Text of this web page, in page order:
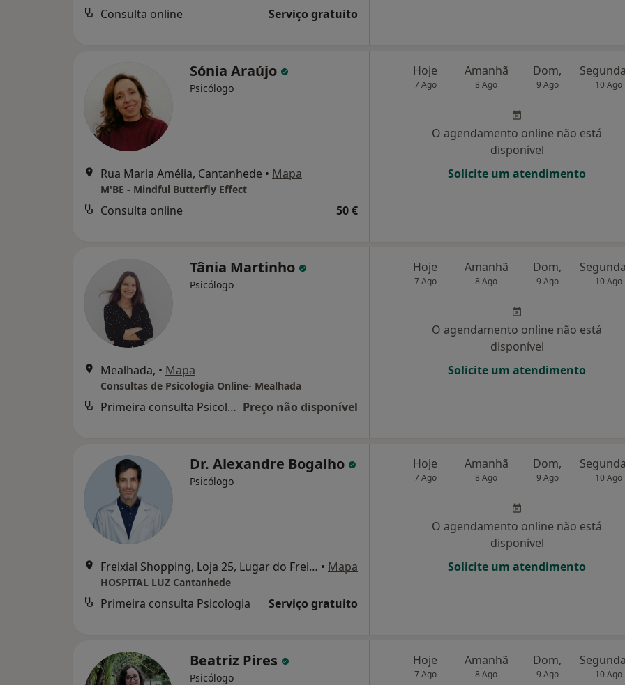
Consulta online Serviço gratuito
Sónia Araújo
Psicólogo
Rua Maria Amélia, Cantanhede • Mapa
M'BE - Mindful Butterfly Effect
Consulta online 50 €
Hoje
7 Ago
Amanhã
8 Ago
Dom,
9 Ago 10 Ago
O agendamento online não está
disponível
Solicite um atendimento
Tânia Martinho
Psicólogo
Mealhada, • Mapa
Consultas de Psicologia Online- Mealhada
Primeira consulta Psicologia Preço não disponível
Hoje
7 Ago
Amanhã
8 Ago
Dom,
9 Ago 10 Ago
O agendamento online não está
disponível
Solicite um atendimento
Dr. Alexandre Bogalho
Psicólogo
Freixial Shopping, Loja 25, Lugar do Freixial Cantanhede, Cantanhede • Mapa
HOSPITAL LUZ Cantanhede
Primeira consulta Psicologia Serviço gratuito
Hoje
7 Ago
Amanhã
8 Ago
Dom,
9 Ago 10 Ago
O agendamento online não está
disponível
Solicite um atendimento
Beatriz Pires
Psicólogo
Hoje
7 Ago
Amanhã
8 Ago
Dom,
9 Ago 10 Ago